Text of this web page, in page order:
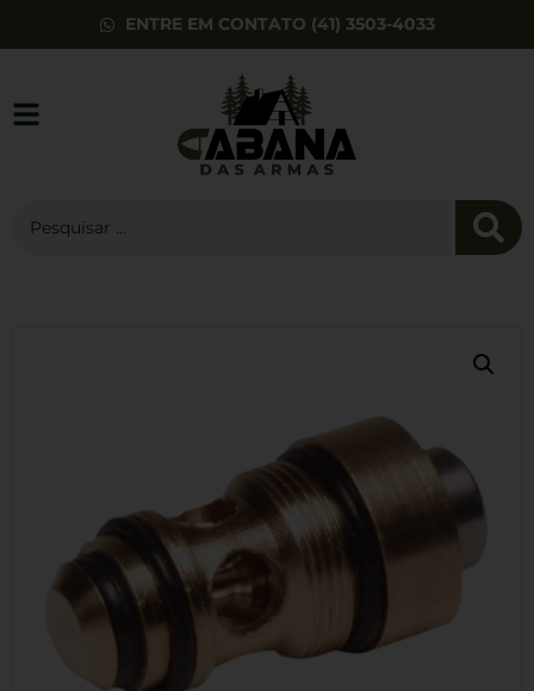
ENTRE EM CONTATO (41) 3503-4033